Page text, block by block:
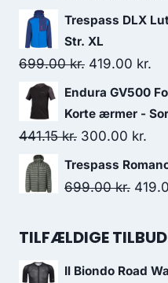
Trespass DLX
Str. XL
699.00kr. Original
price
was:
699.00 kr..
419.00 kr.
is:
Endura GV500
Korte ærmer -
441.15kr. Original
price
was:
300.00 kr.
is:
Trespass
699.00kr.
was:
TILFÆLDIGE TILBUD
Il Biondo Road